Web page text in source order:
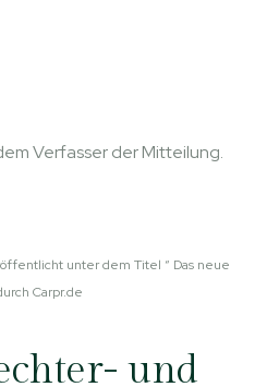
Verfasser der Mitteilung.
unter dem Titel “ Das neue
Carpr.de
und